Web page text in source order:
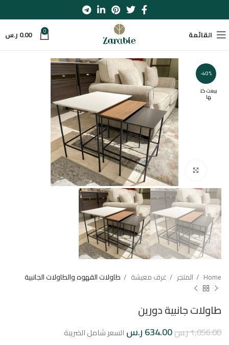
القائمة 0
0.00 ر.س
-40%
بيعت كل
ها
اضغط للتكبير
Home المتجر غرف معيشة طاولات القهوه والطاولات الجانبية
طاولات جانبية دورين
1,056.00ر.س634.00ر.س السعر شامل الضريبة